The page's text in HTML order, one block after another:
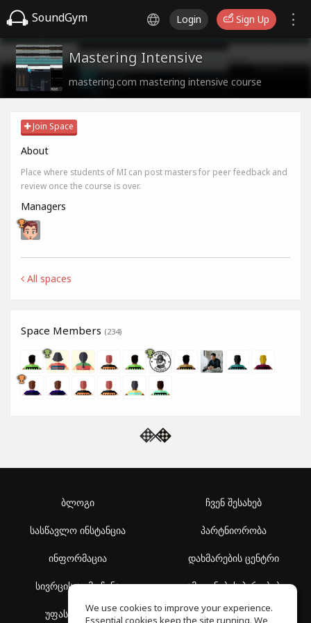
SoundGym Login Sign Up
Mastering Intensive
mastering.com mastering intensive course
Join Space
About
Place where students of MI can post masters for peer feedback and
review once the course is over.
Managers
All spaces
Space Members (234)
ბლოგი
სასწავლო ინსტანცია
ინფორმაცია
სივრცის აღმოჩენა
უფასო სკოლა
ჩვენ შესახებ
პარტნიორობა
დახმარების ცენტრი
გამოყენების პირობები
კონფიდენციალურობის
We use cookies to improve your experience.
Essential cookies keep the site running. We